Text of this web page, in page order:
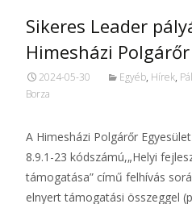
Sikeres Leader
Himesházi
2024-05-30 Egyéb, Hírek,
Borza
A Himesházi Polgárőr
8.9.1-23 kódszámú,„Helyi
támogatása” című felhívás
elnyert támogatási összeggel